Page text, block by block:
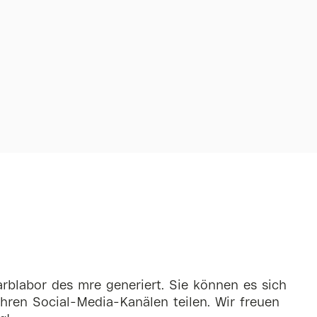
des mre generiert. Sie können es sich
Social-Media-Kanälen teilen. Wir freuen